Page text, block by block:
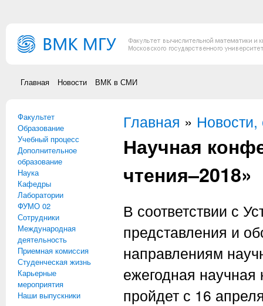
Главная Новости ВМК в СМИ
Факультет
Образование
Учебный процесс
Дополнительное
образование
Наука
Кафедры
Лаборатории
ФУМО 02
Сотрудники
Международная
деятельность
Приемная комиссия
Студенческая жизнь
Карьерные
мероприятия
Наши выпускники
Вы здесь
Главная »
Научная
чтения–2018»
В соответствии с
представления и
направлениям
ежегодная
пройдет с 16